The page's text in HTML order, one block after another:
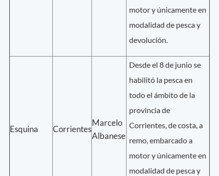
motor y únicamente en
modalidad de pesca y
devolución.
Esquina Corrientes
Marcelo
Albanese
Desde el 8 de junio se
habilitó la pesca en
todo el ámbito de la
provincia de
Corrientes, de costa, a
remo, embarcado a
motor y únicamente en
modalidad de pesca y